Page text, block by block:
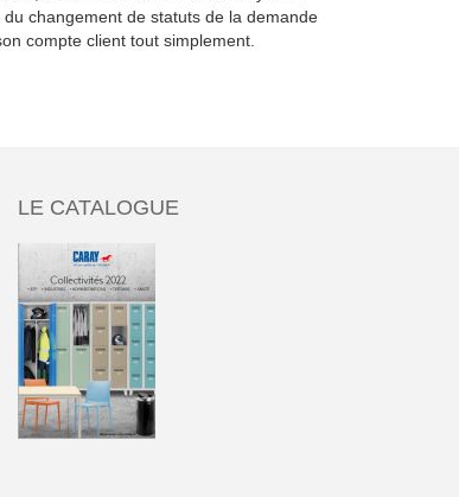
changement de statuts de la demande
compte client tout simplement.
LE CATALOGUE